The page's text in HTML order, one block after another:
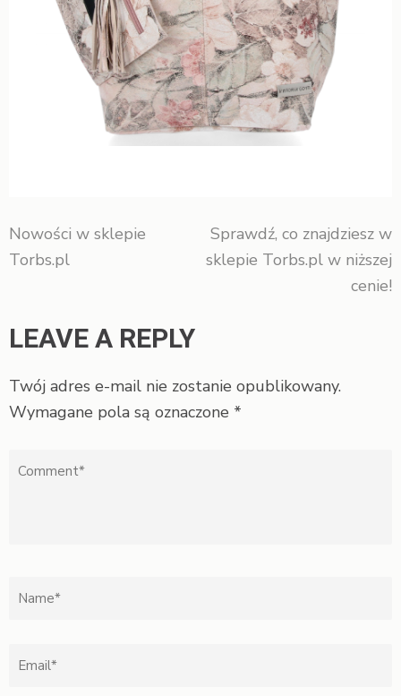
Nawigacja
Nowości w sklepie
Torbs.pl
Sprawdź, co znajdziesz w
sklepie Torbs.pl w niższej
cenie!
LEAVE A REPLY
Twój adres e-mail nie zostanie opublikowany.
Wymagane pola są oznaczone *